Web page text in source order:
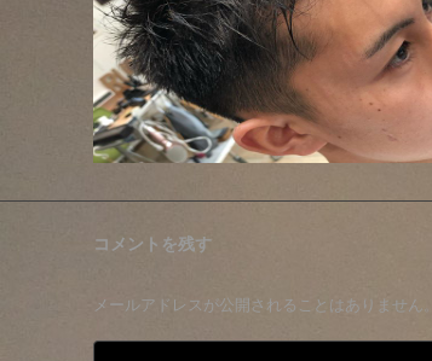
コメントを残す
メールアドレスが公開されることはありません。